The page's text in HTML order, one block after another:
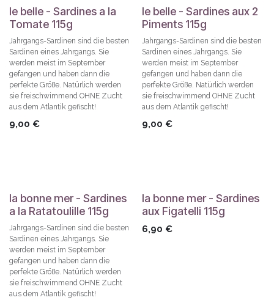
le belle - Sardines a la
Tomate 115g
Jahrgangs-Sardinen sind die besten
Sardinen eines Jahrgangs. Sie
werden meist im September
gefangen und haben dann die
perfekte Größe. Natürlich werden
sie freischwimmend OHNE Zucht
aus dem Atlantik gefischt!
9,00 €
le belle - Sardines aux 2
Piments 115g
Jahrgangs-Sardinen sind die besten
Sardinen eines Jahrgangs. Sie
werden meist im September
gefangen und haben dann die
perfekte Größe. Natürlich werden
sie freischwimmend OHNE Zucht
aus dem Atlantik gefischt!
9,00 €
la bonne mer - Sardines
a la Ratatoulille 115g
Jahrgangs-Sardinen sind die besten
Sardinen eines Jahrgangs. Sie
werden meist im September
gefangen und haben dann die
perfekte Größe. Natürlich werden
sie freischwimmend OHNE Zucht
aus dem Atlantik gefischt!
la bonne mer - Sardines
aux Figatelli 115g
6,90 €